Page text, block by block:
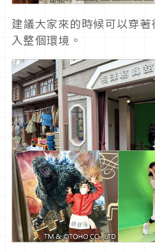
建議大家來的時候可以穿
入整個環境。